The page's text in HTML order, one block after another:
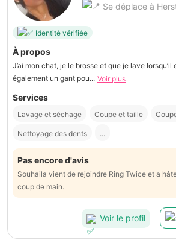
Se déplace à
Identité vérifiée
À propos
J’ai mon chat, je le brosse et que je lave lorsqu’il
également un gant pou... Voir plus
Services
Lavage et séchage Coupe et taille
Nettoyage des dents ...
Pas encore d'avis
Souhaila vient de rejoindre Ring Twice et a
coup de main.
Voir le profil